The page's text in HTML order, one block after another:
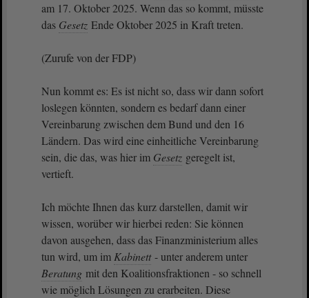
am 17. Oktober 2025. Wenn das so kommt, müsste
das Gesetz Ende Oktober 2025 in Kraft treten.
(Zurufe von der FDP)
Nun kommt es: Es ist nicht so, dass wir dann sofort
loslegen könnten, sondern es bedarf dann einer
Vereinbarung zwischen dem Bund und den 16
Ländern. Das wird eine einheitliche Vereinbarung
sein, die das, was hier im Gesetz geregelt ist,
vertieft.
Ich möchte Ihnen das kurz darstellen, damit wir
wissen, worüber wir hierbei reden: Sie können
davon ausgehen, dass das Finanzministerium alles
tun wird, um im Kabinett - unter anderem unter
Beratung mit den Koalitionsfraktionen - so schnell
wie möglich Lösungen zu erarbeiten. Diese